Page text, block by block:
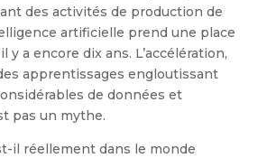
des activités de production de
artificielle prend une place
y a encore dix ans. L’accélération,
apprentissages engloutissant
de données et
pas un mythe.
il réellement dans le monde